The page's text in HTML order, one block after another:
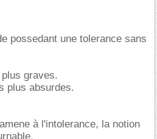
possedant une tolerance sans
graves.
plus absurdes.
à l'intolerance, la notion